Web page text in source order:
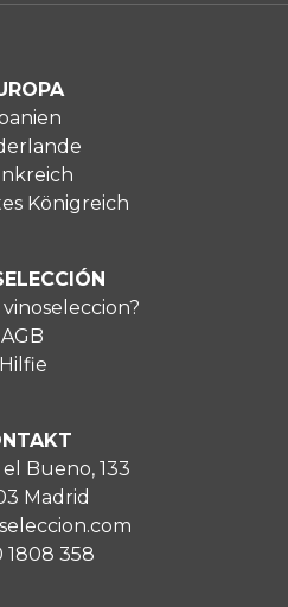
Königreich
AGB
Hilfie
Bueno, 133
Madrid
1808 358